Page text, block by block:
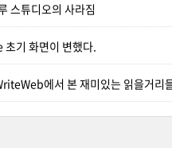
스튜디오의 사라짐
기 화면이 변했다.
에서 본 재미있는 읽을거리